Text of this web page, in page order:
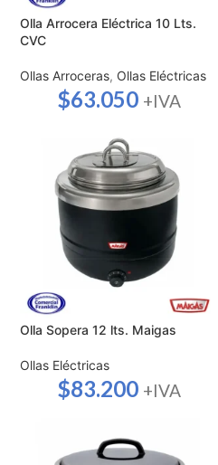
Olla Arrocera Eléctrica 10 Lts.
CVC
Ollas Arroceras, Ollas Eléctricas
$63.050 +IVA
Olla Sopera 12 lts. Maigas
Ollas Eléctricas
$83.200 +IVA